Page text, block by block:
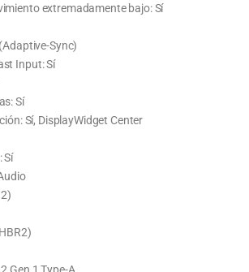
extremadamente bajo: Sí
Sync)
Input: Sí
Sí
Sí, DisplayWidget Center
Sí